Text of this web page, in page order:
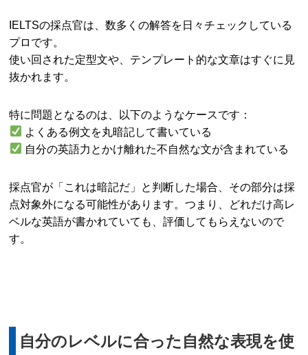
IELTSの採点官は、数多くの解答を日々チェックしている
プロです。
使い回された定型文や、テンプレート的な文章はすぐに見
抜かれます。
特に問題となるのは、以下のようなケースです：
よくある例文を丸暗記して書いている
自分の英語力とかけ離れた不自然な文が含まれている
採点官が「これは暗記だ」と判断した場合、その部分は採
点対象外になる可能性があります。つまり、どれだけ高レ
ベルな英語が書かれていても、評価してもらえないので
す。
自分のレベルに合った自然な表現を使